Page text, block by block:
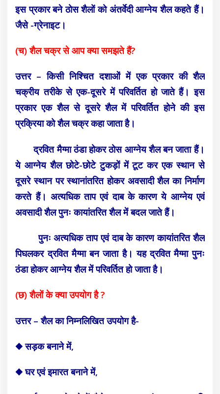
इस प्रकार बने ठोस शैलों को अंतर्वेदी आग्नेय शैल कहते हैं।
जैसे -ग्रेनाइट।
(च) शैल चक्र से आप क्या समझते हैं?
उत्तर – किसी निश्चित दशाओं में एक प्रकार की शैल
चक्रीय तरीके से एक-दूसरे में परिवर्तित हो जाते हैं। इस
प्रकार एक शैल से दूसरे शैल में परिवर्तित होने की इस
प्रक्रिया को शैल चक्र कहा जाता है।
द्रवित मैग्मा ठंडा होकर ठोस आग्नेय शैल बन जाता हैं।
ये आग्नेय शैल छोटे-छोटे टुकड़ों में टूट कर एक स्थान से
दूसरे स्थान पर स्थानांतरित होकर अवसादी शैल का निर्माण
करते हैं। अत्यधिक ताप एवं दाब के कारण ये आग्नेय एवं
अवसादी शैल पुनः कायांतरित शैल में बदल जाते हैं।
पुनः अत्यधिक ताप एवं दाब के कारण कायांतरित शैल
पिघलकर द्रवित मैग्मा बन जाता है। यह द्रवित मैग्मा पुनः
ठंडा होकर आग्नेय शैल में परिवर्तित हो जाता है।
(छ) शैलों के क्या उपयोग है ?
उत्तर – शैल का निम्नलिखित उपयोग है-
◆ सड़क बनाने में,
◆ घर एवं इमारत बनाने में,